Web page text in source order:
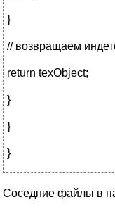
}
// возвращаем
return texObject;
}
}
}
Соседние файлы в